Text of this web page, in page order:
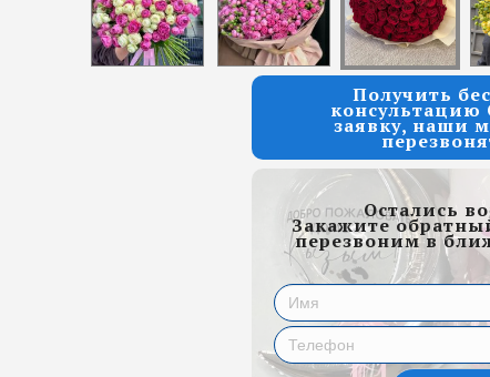
Получить
консультацию
заявку, наши
Остались
Закажите
перезвоним в